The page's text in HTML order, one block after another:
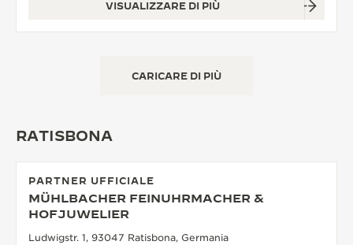
VISUALIZZARE DI PIÙ
CARICARE DI PIÙ
RATISBONA
PARTNER UFFICIALE
MÜHLBACHER FEINUHRMACHER &
HOFJUWELIER
Ludwigstr. 1, 93047 Ratisbona, Germania